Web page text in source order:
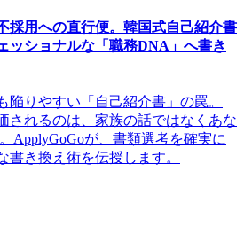
採用への直行便。韓国式自己紹介書
ッショナルな「職務DNA」へ書き
陥りやすい「自己紹介書」の罠。
されるのは、家族の話ではなくあな
ApplyGoGoが、書類選考を確実に
書き換え術を伝授します。